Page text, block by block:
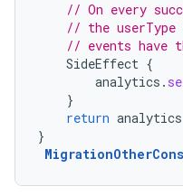
// On every
// the
// events have
SideEffect {
analytics .
}
return analytics
}